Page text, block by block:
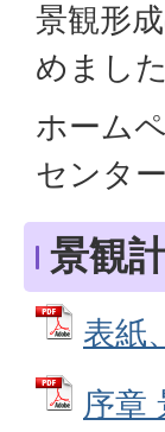
景観形
めました
ホーム
センタ
景観
表紙
序章